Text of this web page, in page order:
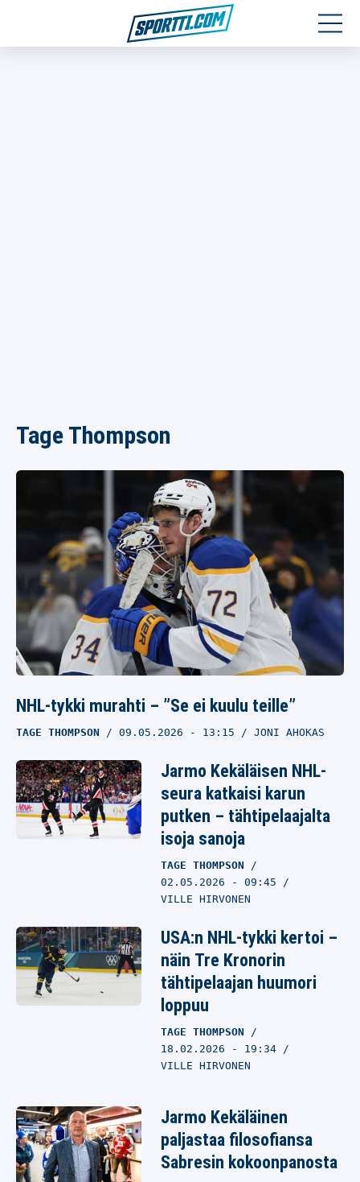
Tage Thompson
NHL-tykki murahti – ”Se ei kuulu teille”
TAGE THOMPSON 09.05.2026 - 13:15 JONI AHOKAS
Jarmo Kekäläisen NHL-
seura katkaisi karun
putken – tähtipelaajalta
isoja sanoja
TAGE THOMPSON
02.05.2026 - 09:45
VILLE HIRVONEN
USA:n NHL-tykki kertoi –
näin Tre Kronorin
tähtipelaajan huumori
loppuu
TAGE THOMPSON
18.02.2026 - 19:34
VILLE HIRVONEN
Jarmo Kekäläinen
paljastaa filosofiansa
Sabresin kokoonpanosta